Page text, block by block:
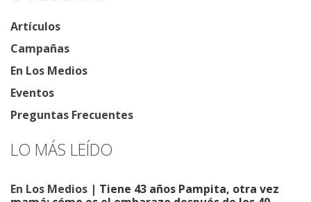
Artículos
Campañas
En Los Medios
Eventos
Preguntas Frecuentes
LO MÁS LEÍDO
En Los Medios | Tiene 43 años Pampita, otra vez